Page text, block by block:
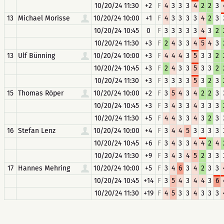
10/20/24 11:30 +2 F 4 3 3 3 4 2 2 3
13 Michael Morisse 10/20/24 10:00 +1 F 4 3 3 3 3 4 2 3
10/20/24 10:45
0 F 3 3 3 3 3 4 3 2
10/20/24 11:30
+3 F 2 4 3 3 4 5 4 3
13 Ulf Bünning 10/20/24 10:00 +3 F 4 4 4 3 5 3 3 2
10/20/24 10:45
+3 F 2 4 3 3 5 3 3 2
10/20/24 11:30
+3 F 3 3 3 3 5 3 2 3
15 Thomas Röper 10/20/24 10:00 +2 F 3 5 4 3 4 2 2 3
10/20/24 10:45
+3 F 3 4 3 3 4 3 3 3
10/20/24 11:30
+5 F 4 4 3 3 4 3 2 3
16 Stefan Lenz 10/20/24 10:00 +4 F 3 4 4 5 3 3 3 3
10/20/24 10:45
+6 F 3 4 3 3 4 4 2 4
10/20/24 11:30
+9 F 3 4 3 4 5 2 3 3
17
Hannes Mehring 10/20/24 10:00 +5 F 3 4 6 3 4 2 3 3
10/20/24 10:45 +14 F 3 5 4 3 4 4 3 6
10/20/24 11:30 +19 F 4 5 3 3 4 3 3 3